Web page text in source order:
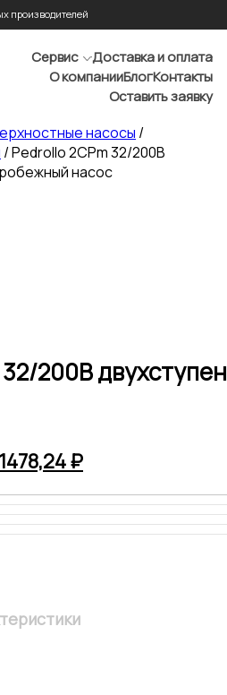
производителей
Сервис
Доставка и оплата
О компанииБлогКонтакты
Оставить заявку
насосы /
/ Pedrollo 2CPm 32/200B
насос
200B
₽.
₽Текущая
цена:
161478,24 ₽.